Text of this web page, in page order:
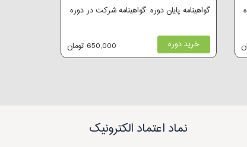
گواهینامه پایان دوره :گواهینامه شرکت در دوره
خرید دوره 650,000 تومان
نماد اعتماد الکترونیک